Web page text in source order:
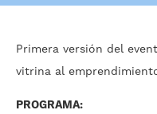
Primera versión del
vitrina al
PROGRAMA: